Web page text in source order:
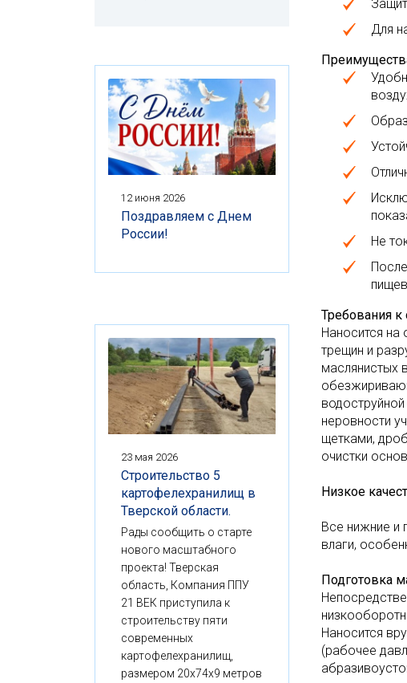
Для
Не
Требования
Наносится
трещин и
маслянистых
неровности
щетками,
очистки
Низкое
Все нижние и
влаги,
Подготовка
Наносится
(рабочее
12 июня 2026
Поздравляем с Днем
России!
23 мая 2026
Строительство 5
картофелехранилищ в
Тверской области.
Рады сообщить о старте
нового масштабного
проекта! Тверская
область, Компания ППУ
21 ВЕК приступила к
строительству пяти
современных
картофелехранилищ,
размером 20x74x9 метров